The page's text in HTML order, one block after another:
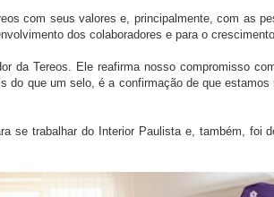
com seus valores e, principalmente, com as
dos colaboradores e para o
da Tereos. Ele reafirma nosso compromisso
que um selo, é a confirmação de que
se trabalhar do Interior Paulista e, também, foi